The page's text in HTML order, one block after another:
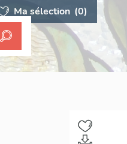
Ma sélection (0)